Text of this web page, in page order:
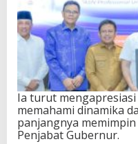
Ia turut
memahami dinamika
panjangnya
Penjabat Gubernur.